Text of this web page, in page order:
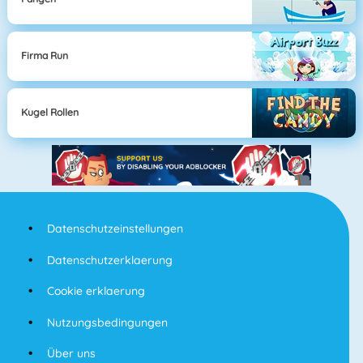
Firma Run
Kugel Rollen
Datenschutzeinstellungen
Datenschutzerklaerung
Cookie erklaerung
Nutzungsbedingungen
Über uns